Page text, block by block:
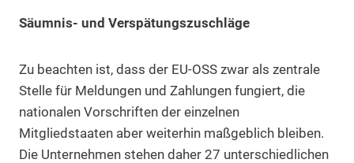
Säumnis- und Verspätungszuschläge
Zu beachten ist, dass der EU-OSS zwar als zentrale
Stelle für Meldungen und Zahlungen fungiert, die
nationalen Vorschriften der einzelnen
Mitgliedstaaten aber weiterhin maßgeblich bleiben.
Die Unternehmen stehen daher 27 unterschiedlichen